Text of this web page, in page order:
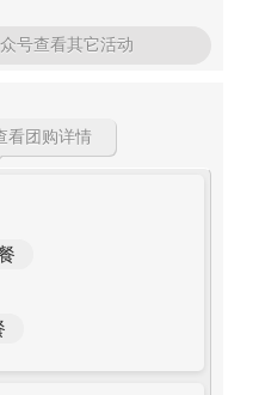
号查看其它活动
看团购详情